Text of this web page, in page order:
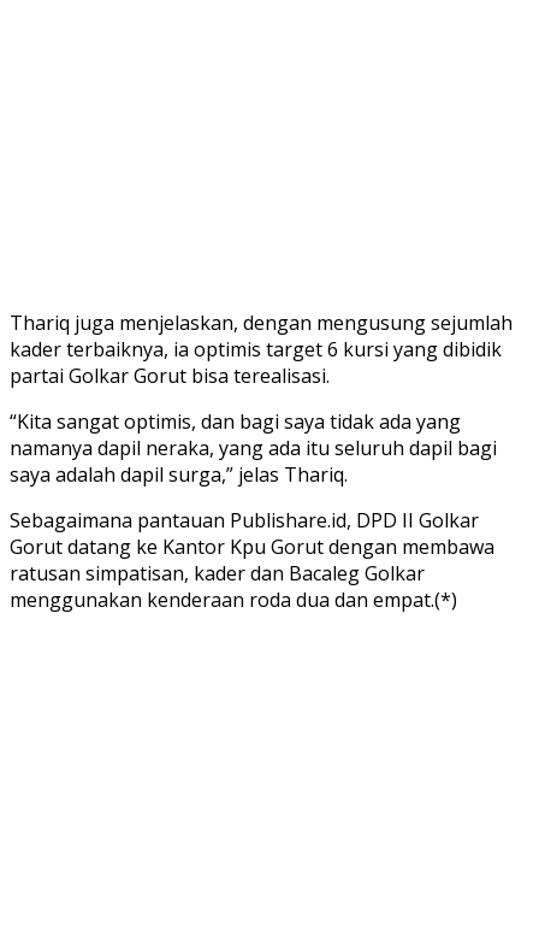
Thariq juga menjelaskan, dengan mengusung sejumlah
kader terbaiknya, ia optimis target 6 kursi yang dibidik
partai Golkar Gorut bisa terealisasi.
“Kita sangat optimis, dan bagi saya tidak ada yang
namanya dapil neraka, yang ada itu seluruh dapil bagi
saya adalah dapil surga,” jelas Thariq.
Sebagaimana pantauan Publishare.id, DPD II Golkar
Gorut datang ke Kantor Kpu Gorut dengan membawa
ratusan simpatisan, kader dan Bacaleg Golkar
menggunakan kenderaan roda dua dan empat.(*)